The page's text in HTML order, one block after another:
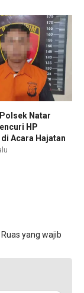
Natar
HP
Acara Hajatan
Ruas yang wajib